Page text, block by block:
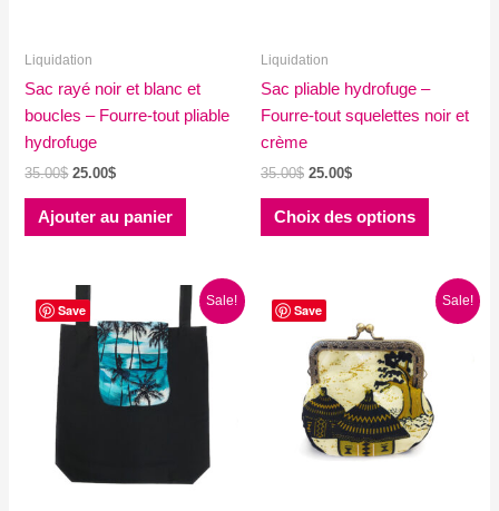
Liquidation
Sac rayé noir et blanc et
boucles – Fourre-tout pliable
hydrofuge
35.00$ Le
initial
25.00$Le
actuel
est :
Ajouter au panier
Liquidation
Sac pliable hydrofuge –
Fourre-tout squelettes noir et
crème
35.00$ Le
initial
25.00$Le
actuel
est :
Choix des options
Ce
plusieurs
être
Save
Sale!
Save
Sale!